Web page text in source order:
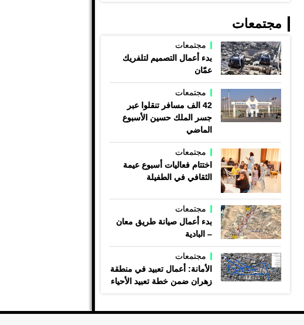
مجتمعات
مجتمعات
بدء أعمال التصميم لتلفريك
عمّان
مجتمعات
42 الف مسافر تنقلوا عبر
جسر الملك حسين الأسبوع
الماضي
مجتمعات
اختتام فعاليات أسبوع عيمة
الثقافي في الطفيلة
مجتمعات
بدء أعمال صيانة طريق معان
– البادية
مجتمعات
الأمانة: أعمال تعبيد في منطقة
زهران ضمن خطة تعبيد الأحياء